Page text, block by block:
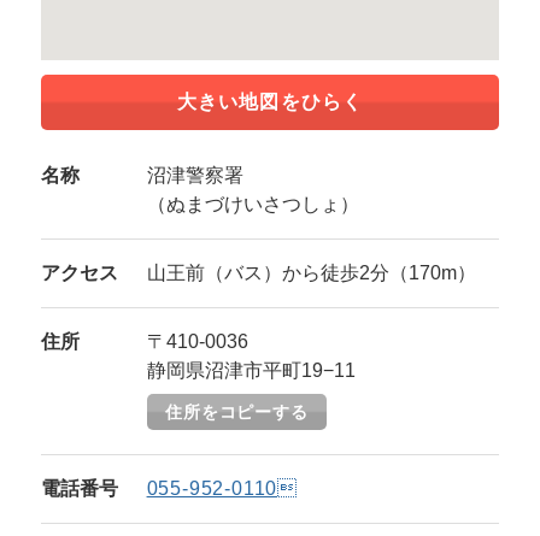
大きい地図をひらく
名称
沼津警察署
（ぬまづけいさつしょ）
アクセス 山王前（バス）から徒歩2分（170m）
住所
〒410-0036
静岡県沼津市平町19−11
住所をコピーする
電話番号 055-952-0110